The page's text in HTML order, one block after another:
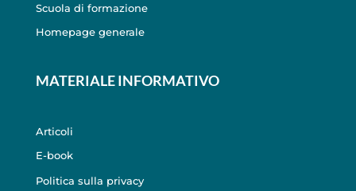
Scuola di formazione
Homepage generale
MATERIALE INFORMATIVO
Articoli
E-book
Politica sulla privacy